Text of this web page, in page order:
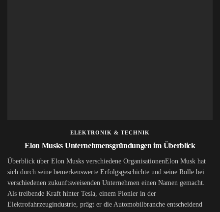
ELEKTRONIK & TECHNIK
Elon Musks Unternehmensgründungen im Überblick
Überblick über Elon Musks verschiedene OrganisationenElon Musk hat
sich durch seine bemerkenswerte Erfolgsgeschichte und seine Rolle bei
verschiedenen zukunftsweisenden Unternehmen einen Namen gemacht.
Als treibende Kraft hinter Tesla, einem Pionier in der
Elektrofahrzeugindustrie, prägt er die Automobilbranche entscheidend